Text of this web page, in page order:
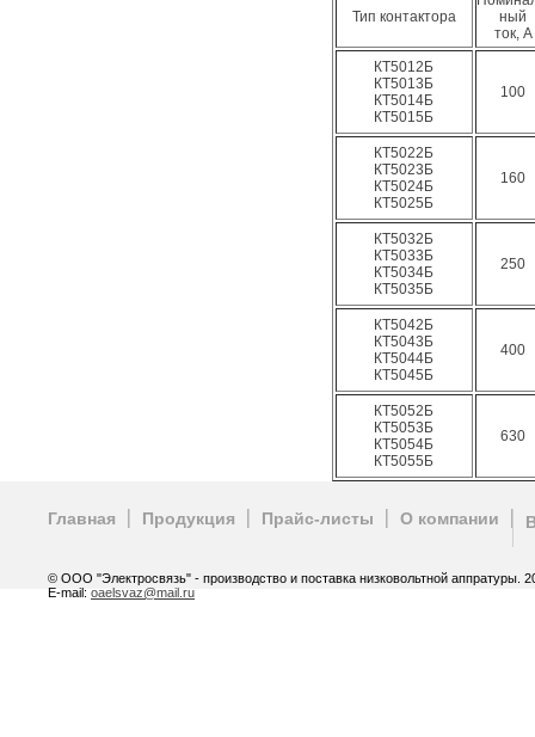
Тип контактора
ный
ток, А
КТ5012Б
КТ5013Б
КТ5014Б
КТ5015Б
100
КТ5022Б
КТ5023Б
КТ5024Б
КТ5025Б
160
КТ5032Б
КТ5033Б
КТ5034Б
КТ5035Б
250
КТ5042Б
КТ5043Б
КТ5044Б
КТ5045Б
400
КТ5052Б
КТ5053Б
КТ5054Б
КТ5055Б
630
Главная Продукция Прайс-листы О компании
© ООО "Электросвязь" - производство и поставка низковольтной аппратуры.
E-mail: oaelsvaz@mail.ru